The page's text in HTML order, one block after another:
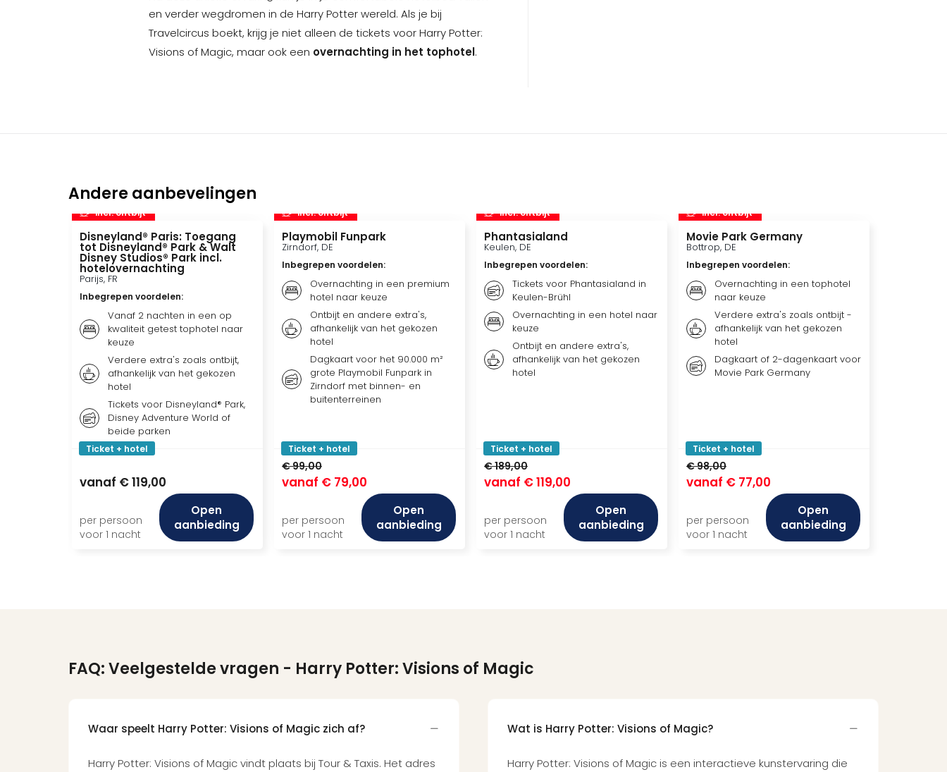
en verder wegdromen in de Harry Potter wereld. Als je bij
Travelcircus boekt, krijg je niet alleen de tickets voor Harry Potter:
Visions of Magic, maar ook een overnachting in het tophotel.
Andere aanbevelingen
incl. ontbijt
Disneyland® Paris: Toegang
tot Disneyland® Park & Walt
Disney Studios® Park incl.
hotelovernachting
Parijs, FR
Inbegrepen voordelen:
Vanaf 2 nachten in een op
kwaliteit getest tophotel naar
keuze
Verdere extra's zoals ontbijt,
afhankelijk van het gekozen
hotel
Tickets voor Disneyland® Park,
Disney Adventure World of
beide parken
Ticket + hotel
vanaf € 119,00
per persoon
voor 1 nacht
Open
aanbieding
incl. ontbijt
Playmobil Funpark
Zirndorf, DE
Inbegrepen voordelen:
Overnachting in een premium
hotel naar keuze
Ontbijt en andere extra's,
afhankelijk van het gekozen
hotel
Dagkaart voor het 90.000 m²
grote Playmobil Funpark in
Zirndorf met binnen- en
buitenterreinen
Ticket + hotel
€ 99,00
vanaf € 79,00
per persoon
voor 1 nacht
Open
aanbieding
incl. ontbijt
Phantasialand
Keulen, DE
Inbegrepen voordelen:
Tickets voor Phantasialand in
Keulen-Brühl
Overnachting in een hotel naar
keuze
Ontbijt en andere extra's,
afhankelijk van het gekozen
hotel
Ticket + hotel
€ 189,00
vanaf € 119,00
per persoon
voor 1 nacht
Open
aanbieding
incl. ontbijt
Movie Park Germany
Bottrop, DE
Inbegrepen voordelen:
Overnachting in een tophotel
naar keuze
Verdere extra's zoals ontbijt -
afhankelijk van het gekozen
hotel
Dagkaart of 2-dagenkaart voor
Movie Park Germany
Ticket + hotel
€ 98,00
vanaf € 77,00
per persoon
voor 1 nacht
Open
aanbieding
FAQ: Veelgestelde vragen - Harry Potter: Visions of Magic
Waar speelt Harry Potter: Visions of Magic zich af?
Harry Potter: Visions of Magic vindt plaats bij Tour & Taxis. Het adres
Wat is Harry Potter: Visions of Magic?
Harry Potter: Visions of Magic is een interactieve kunstervaring die